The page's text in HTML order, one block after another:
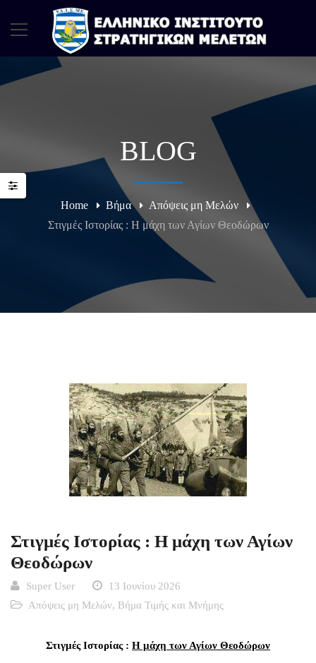
BLOG
Home Βήμα
Απόψεις μη Μελών
Στιγμές Ιστορίας : Η μάχη των Αγίων Θεοδώρων
Στιγμές Ιστορίας : Η μάχη των Αγίων
Θεοδώρων
Super User
13 Ιουνίου 2026
Απόψεις μη Μελών, Βήμα Τιμής και Μνήμης
Στιγμές Ιστορίας : Η μάχη των Αγίων Θεοδώρων